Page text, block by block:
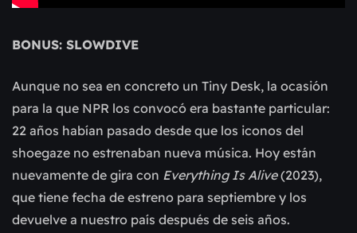
BONUS: SLOWDIVE
Aunque no sea en concreto un Tiny Desk, la ocasión
para la que NPR los convocó era bastante particular:
22 años habían pasado desde que los iconos del
shoegaze no estrenaban nueva música. Hoy están
nuevamente de gira con Everything Is Alive(2023),
que tiene fecha de estreno para septiembre y los
devuelve a nuestro país después de seis años.